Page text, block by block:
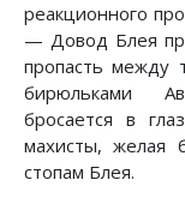
реакционного
— Довод Блея
пропасть между
бирюльками
бросается в
махисты, желая
стопам Блея.